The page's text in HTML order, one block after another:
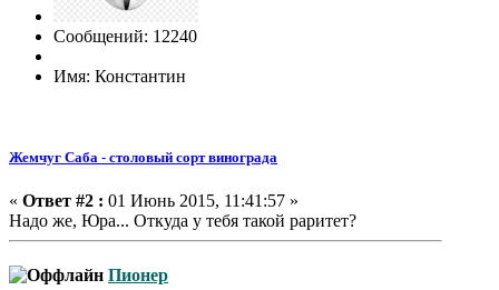
Сообщений: 12240
Имя: Константин
Жемчуг Саба - столовый сорт винограда
« Ответ #2 : 01 Июнь 2015, 11:41:57 »
Надо же, Юра... Откуда у тебя такой раритет?
Пионер